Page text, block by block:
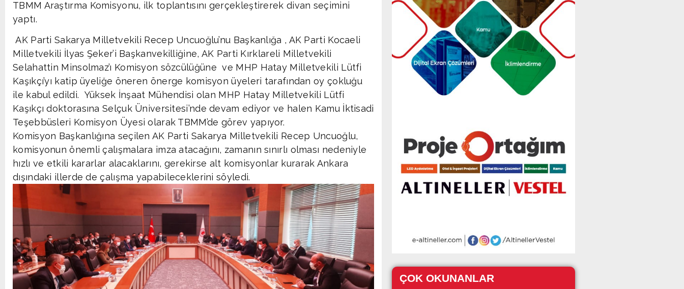
TBMM Araştırma Komisyonu, ilk toplantısını gerçekleştirerek divan seçimini
yaptı.
AK Parti Sakarya Milletvekili Recep Uncuoğlu’nu Başkanlığa , AK Parti Kocaeli
Milletvekili İlyas Şeker’i Başkanvekilliğine, AK Parti Kırklareli Milletvekili
Selahattin Minsolmaz’ı Komisyon sözcülüğüne ve MHP Hatay Milletvekili Lütfi
Kaşıkçı’yı katip üyeliğe öneren önerge komisyon üyeleri tarafından oy çokluğu
ile kabul edildi. Yüksek İnşaat Mühendisi olan MHP Hatay Milletvekili Lütfi
Kaşıkçı doktorasına Selçuk Üniversitesi’nde devam ediyor ve halen Kamu İktisadi
Teşebbüsleri Komisyon Üyesi olarak TBMM’de görev yapıyor.
Komisyon Başkanlığına seçilen AK Parti Sakarya Milletvekili Recep Uncuoğlu,
komisyonun önemli çalışmalara imza atacağını, zamanın sınırlı olması nedeniyle
hızlı ve etkili kararlar alacaklarını, gerekirse alt komisyonlar kurarak Ankara
dışındaki illerde de çalışma yapabileceklerini söyledi.
ÇOK OKUNANLAR